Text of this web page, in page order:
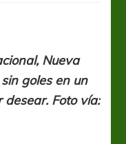
Nueva
goles en un
Foto vía: